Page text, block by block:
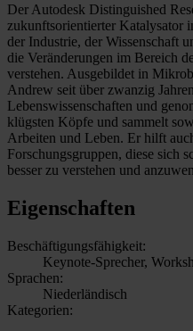
Der Autodesk Distinguished
zukunftsorientierter Katalysator
der Industrie, der Wissenschaft
die Veränderungen im Bereich
verstehen. Ausgebildet in
Andrew seit über zwanzig
Lebenswissenschaften und
klügsten Köpfe und sammelt
Arbeiten und Leben. Er hilft
Forschungsgruppen, diese sich
besser zu verstehen und
Eigenschaften
Beschäftigungsfähigkeit:
Keynote-Sprecher,
Sprachen:
Niederländisch
Kategorien: